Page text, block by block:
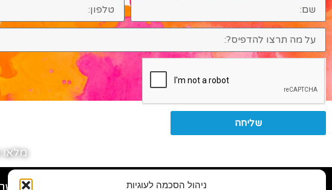
ניהול הסכמה לעוגיות
שליחה
פרטי